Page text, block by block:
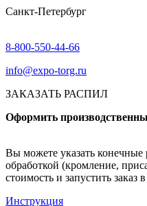
Санкт-Петербург
8-800-550-44-66
info@expo-torg.ru
ЗАКАЗАТЬ РАСПИЛ
Оформить
Вы можете указать конечные
обработкой (кромление,
стоимость и запустить заказ
Инструкция